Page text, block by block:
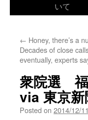
いて
← Honey, there’s a
Decades of close
eventually, experts
衆院選
via 東京
Posted on 2014/12/11